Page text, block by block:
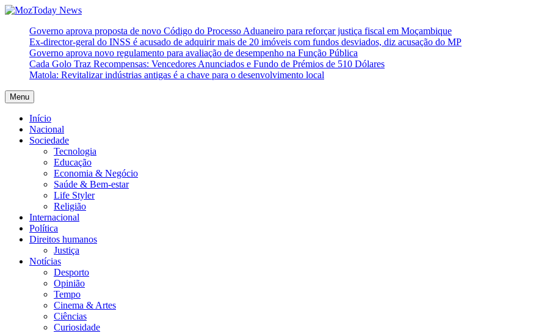
Skip
content
MozToday News
Onde a gente lê.
Governo aprova proposta de novo Código do Processo Aduaneiro para reforçar justiça fiscal em Moçambique
Ex-director-geral do INSS é acusado de adquirir mais de 20 imóveis com fundos desviados, diz acusação do MP
Governo aprova novo regulamento para avaliação de desempenho na Função Pública
Cada Golo Traz Recompensas: Vencedores Anunciados e Fundo de Prémios de 510 Dólares
Matola: Revitalizar indústrias antigas é a chave para o desenvolvimento local
Menu
Início
Nacional
Sociedade
Tecnologia
Educação
Economia & Negócio
Saúde & Bem-estar
Life Styler
Religião
Internacional
Política
Direitos humanos
Justiça
Notícias
Desporto
Opinião
Tempo
Cinema & Artes
Ciências
Curiosidade